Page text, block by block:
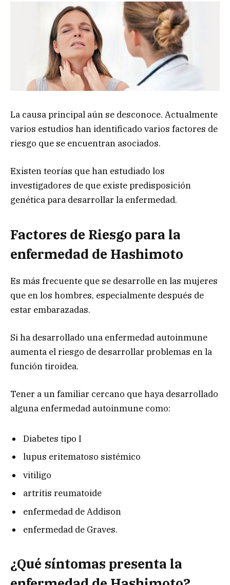
La causa principal aún se desconoce. Actualmente
varios estudios han identificado varios factores de
riesgo que se encuentran asociados.
Existen teorías que han estudiado los
investigadores de que existe predisposición
genética para desarrollar la enfermedad.
Factores de Riesgo para la
enfermedad de Hashimoto
Es más frecuente que se desarrolle en las mujeres
que en los hombres, especialmente después de
estar embarazadas.
Si ha desarrollado una enfermedad autoinmune
aumenta el riesgo de desarrollar problemas en la
función tiroidea.
Tener a un familiar cercano que haya desarrollado
alguna enfermedad autoinmune como:
Diabetes tipo I
lupus eritematoso sistémico
vitiligo
artritis reumatoide
enfermedad de Addison
enfermedad de Graves.
¿Qué síntomas presenta la